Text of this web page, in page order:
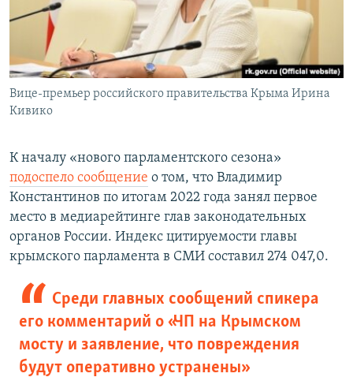
Вице-премьер российского правительства Крыма Ирина
Кивико
К началу «нового парламентского сезона»
подоспело сообщение о том, что Владимир
Константинов по итогам 2022 года занял первое
место в медиарейтинге глав законодательных
органов России. Индекс цитируемости главы
крымского парламента в СМИ составил 274 047,0.
Среди главных сообщений спикера
его комментарий о «ЧП на Крымском
мосту и заявление, что повреждения
будут оперативно устранены»